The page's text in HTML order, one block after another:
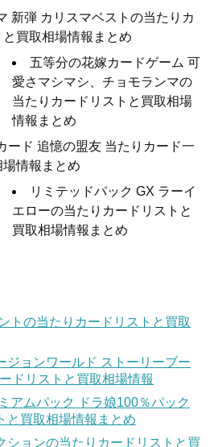
新弾 カリスマベストの当たりカ
買取相場情報まとめ
五等分の花嫁カードゲーム 可
愛さマシマシ、チョモランマの
当たりカードリストと買取相場
情報まとめ
ード 追憶の盟友 当たりカード一
情報まとめ
リミテッドパック GX ラーイ
エローの当たりカードリストと
買取相場情報まとめ
トの当たりカードリストと買取
ジョンワールド ストーリーブー
ドリストと買取相場情報
アムパック ドラ娘100％パック
と買取相場情報まとめ
ションの当たりカードリストと買